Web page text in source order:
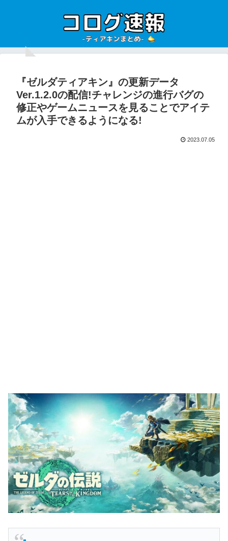
『ゼルダティアキン』の更新データ
Ver.1.2.0の配信!チャレンジの進行バグの
修正やゲームニュースを見ることでアイテ
ムが入手できるようになる!
2023.07.05